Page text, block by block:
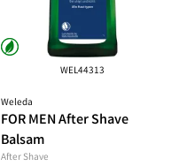
WEL44313
Weleda
FOR MEN After Shave
Balsam
After Shave